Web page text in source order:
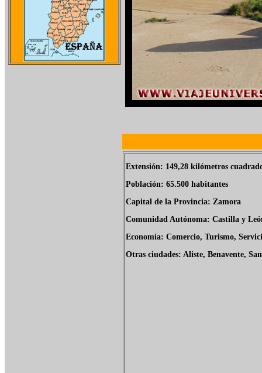
Extensión: 149,28 kilómetros
Población: 65.500 habitantes
Capital de la Provincia: Zamora
Comunidad Autónoma: Castilla y
Economía: Comercio, Turismo,
Otras ciudades: Aliste, Benavente,